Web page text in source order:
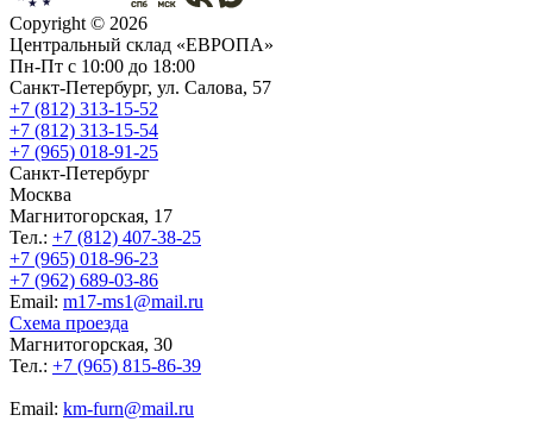
Copyright © 2026
Центральный склад «ЕВРОПА»
Пн-Пт с 10:00 до 18:00
Санкт-Петербург, ул. Салова, 57
+7 (812) 313-15-52
+7 (812) 313-15-54
+7 (965) 018-91-25
Санкт-Петербург
Москва
Магнитогорская, 17
Тел.: +7 (812) 407-38-25
+7 (965) 018-96-23
+7 (962) 689-03-86
Еmail: m17-ms1@mail.ru
Схема проезда
Магнитогорская, 30
Тел.: +7 (965) 815-86-39
Еmail: km-furn@mail.ru